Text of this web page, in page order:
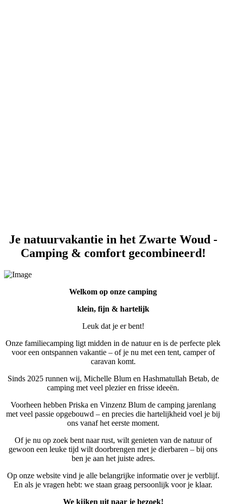
Je natuurvakantie in het Zwarte Woud -
Camping & comfort gecombineerd!
Welkom op onze camping
klein, fijn & hartelijk
Leuk dat je er bent!
Onze familiecamping ligt midden in de natuur en is de perfecte plek
voor een ontspannen vakantie – of je nu met een tent, camper of
caravan komt.
Sinds 2025 runnen wij, Michelle Blum en Hashmatullah Betab, de
camping met veel plezier en frisse ideeën.
Voorheen hebben Priska en Vinzenz Blum de camping jarenlang
met veel passie opgebouwd – en precies die hartelijkheid voel je bij
ons vanaf het eerste moment.
Of je nu op zoek bent naar rust, wilt genieten van de natuur of
gewoon een leuke tijd wilt doorbrengen met je dierbaren – bij ons
ben je aan het juiste adres.
Op onze website vind je alle belangrijke informatie over je verblijf.
En als je vragen hebt: we staan graag persoonlijk voor je klaar.
We kijken uit naar je bezoek!